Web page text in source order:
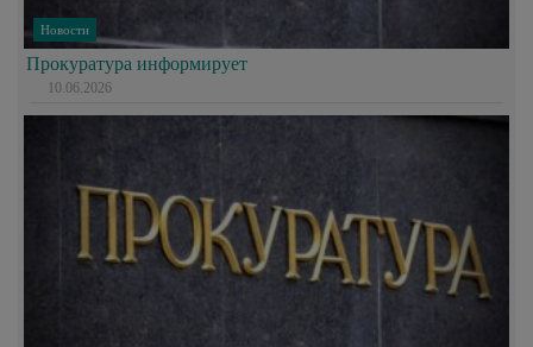
Новости
Прокуратура информирует
10.06.2026